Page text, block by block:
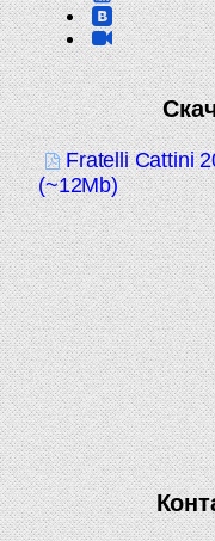
Fratelli Cattini
(~12Mb)